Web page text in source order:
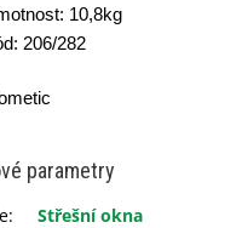
10,8kg
206/282
parametry
:
Střešní okna